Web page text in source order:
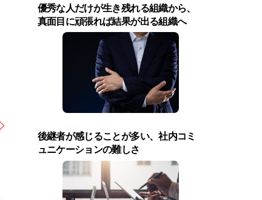
優秀な人だけが生き残れる組織から、
真面目に頑張れば結果が出る組織へ
後継者が感じることが多い、社内コミ
ュニケーションの難しさ